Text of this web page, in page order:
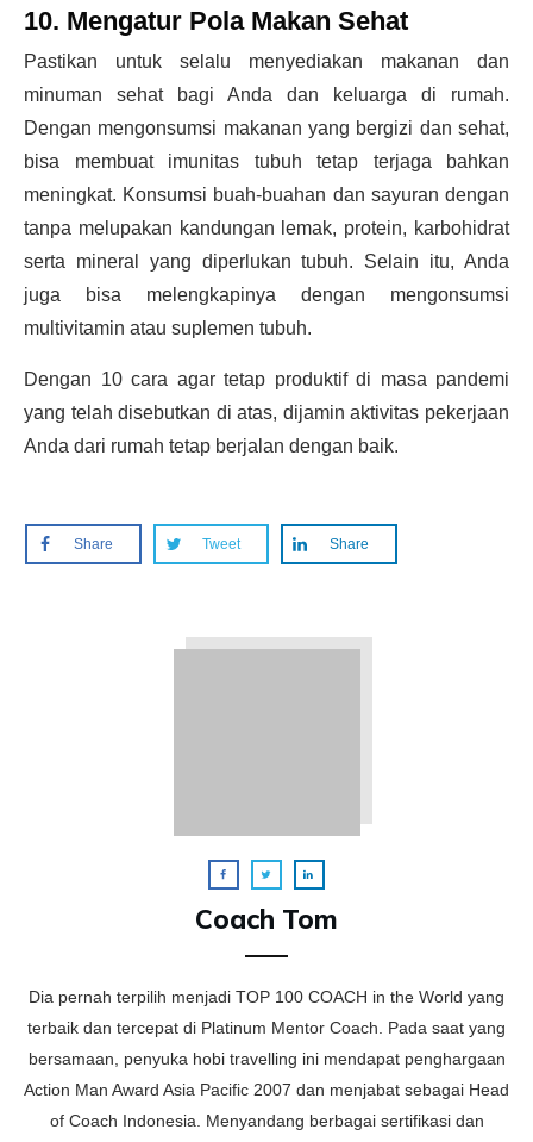
10. Mengatur Pola Makan Sehat
Pastikan untuk selalu menyediakan makanan dan
minuman sehat bagi Anda dan keluarga di rumah.
Dengan mengonsumsi makanan yang bergizi dan sehat,
bisa membuat imunitas tubuh tetap terjaga bahkan
meningkat. Konsumsi buah-buahan dan sayuran dengan
tanpa melupakan kandungan lemak, protein, karbohidrat
serta mineral yang diperlukan tubuh. Selain itu, Anda
juga bisa melengkapinya dengan mengonsumsi
multivitamin atau suplemen tubuh.
Dengan 10 cara agar tetap produktif di masa pandemi
yang telah disebutkan di atas, dijamin aktivitas pekerjaan
Anda dari rumah tetap berjalan dengan baik.
Share Tweet Share
Coach Tom
Dia pernah terpilih menjadi TOP 100 COACH in the World yang
terbaik dan tercepat di Platinum Mentor Coach. Pada saat yang
bersamaan, penyuka hobi travelling ini mendapat penghargaan
Action Man Award Asia Pacific 2007 dan menjabat sebagai Head
of Coach Indonesia. Menyandang berbagai sertifikasi dan